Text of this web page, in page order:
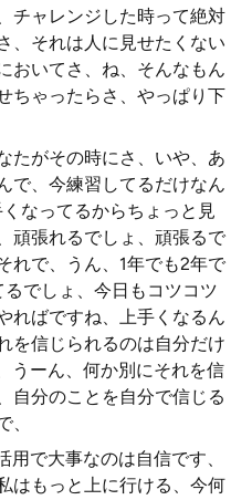
チャレンジした時って絶対
、それは人に見せたくない
おいてさ、ね、そんなもん
ちゃったらさ、やっぱり下
たがその時にさ、いや、あ
で、今練習してるだけなん
なってるからちょっと見
頑張れるでしょ、頑張るで
れで、うん、1年でも2年で
でしょ、今日もコツコツ
ればですね、上手くなるん
を信じられるのは自分だけ
うーん、何か別にそれを信
自分のことを自分で信じる
で大事なのは自信です、
はもっと上に行ける、今何